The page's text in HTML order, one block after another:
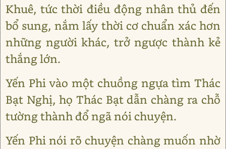
Khuê, tức thời điều động nhân thủ đến
bổ sung, nắm lấy thời cơ chuẩn xác hơn
những người khác, trở ngược thành kẻ
thắng lớn.
Yến Phi vào một chuồng ngựa tìm Thác
Bạt Nghị, họ Thác Bạt dẫn chàng ra chỗ
tường thành đổ ngã nói chuyện.
Yến Phi nói rõ chuyện chàng muốn nhờ